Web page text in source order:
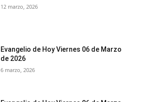
12 marzo, 2026
Evangelio de Hoy Viernes 06 de Marzo
de 2026
6 marzo, 2026